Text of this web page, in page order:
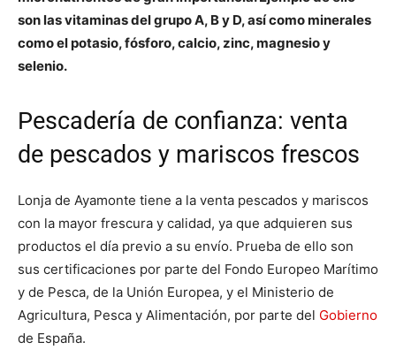
son las vitaminas del grupo A, B y D, así como minerales
como el potasio, fósforo, calcio, zinc, magnesio y
selenio.
Pescadería de confianza: venta
de pescados y mariscos frescos
Lonja de Ayamonte tiene a la venta pescados y mariscos
con la mayor frescura y calidad, ya que adquieren sus
productos el día previo a su envío. Prueba de ello son
sus certificaciones por parte del Fondo Europeo Marítimo
y de Pesca, de la Unión Europea, y el Ministerio de
Agricultura, Pesca y Alimentación, por parte del Gobierno
de España.